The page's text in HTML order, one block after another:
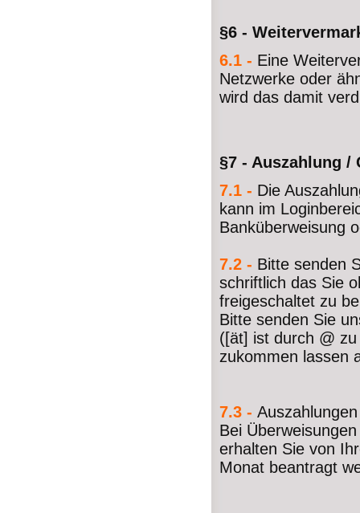
§6 -
6.1 - Eine
Netzwerke oder
wird das damit
§7 - Auszahlung /
7.1 - Die
kann im
Banküberweisung
7.2 - Bitte senden
schriftlich das Sie
freigeschaltet zu
Bitte senden Sie
([ät] ist durch @
zukommen lassen
7.3 -
Bei
erhalten Sie von
Monat beantragt